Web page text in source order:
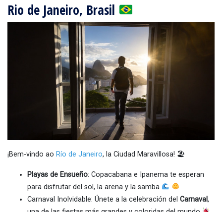
Rio de Janeiro, Brasil
¡Bem-vindo ao Río de Janeiro, la Ciudad Maravillosa! 🏖
Playas de Ensueño: Copacabana e Ipanema te esperan
para disfrutar del sol, la arena y la samba
Carnaval Inolvidable: Únete a la celebración del Carnaval,